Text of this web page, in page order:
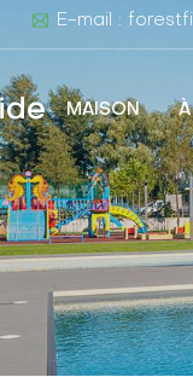
E-mail :
MAISON À